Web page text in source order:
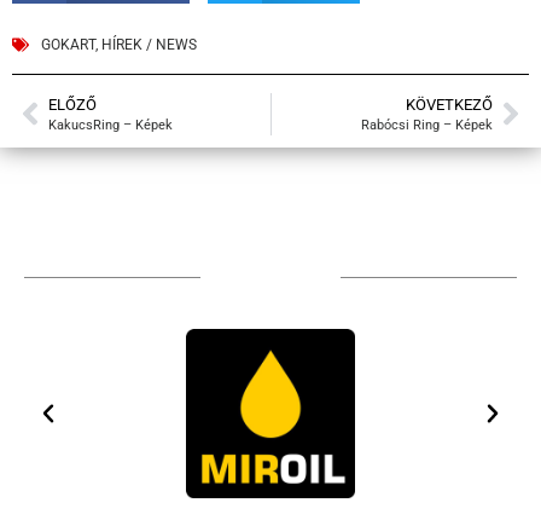
GOKART, HÍREK / NEWS
ELŐZŐ
KakucsRing – Képek
KÖVETKEZŐ
Rabócsi Ring – Képek